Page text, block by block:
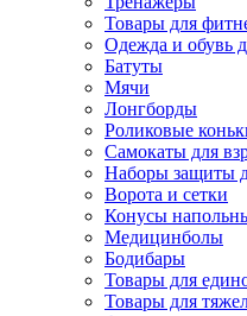
Товары для
Одежда и обувь
Батуты
Мячи
Лонгборды
Роликовые
Самокаты для
Наборы защиты
Ворота и сетки
Конусы
Медицинболы
Бодибары
Товары для
Товары для